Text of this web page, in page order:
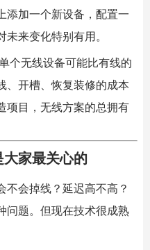
添加一个新设备，配置一
来变化特别有用。
个无线设备可能比有线的
、开槽、恢复装修的成本
项目，无线方案的总拥有
家最关心的
会掉线？延迟高不高？
问题。但现在技术很成熟